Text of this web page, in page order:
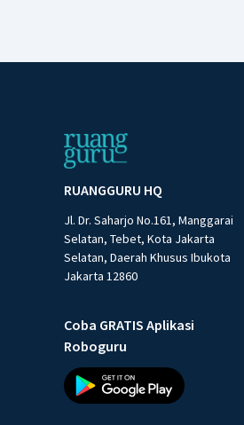
RUANGGURU HQ
Jl. Dr. Saharjo No.161, Manggarai
Selatan, Tebet, Kota Jakarta
Selatan, Daerah Khusus Ibukota
Jakarta 12860
Coba GRATIS Aplikasi
Roboguru